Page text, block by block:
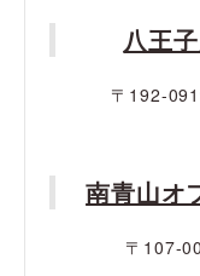
八王
〒192-
南青山オ
〒107-